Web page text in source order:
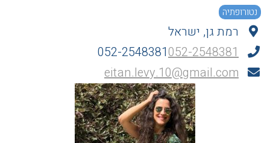
נטורופתיה
רמת גן, ישראל
052-2548381052-2548381
eitan.levy.10@gmail.com